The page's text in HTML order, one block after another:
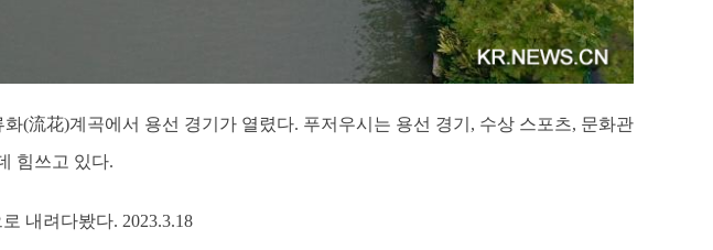
(流花)계곡에서 용선 경기가 열렸다. 푸저우시는 용선 경기, 수상 스포츠, 문화관
힘쓰고 있다.
내려다봤다. 2023.3.18